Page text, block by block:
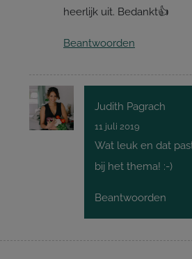
heerlijk uit. Bedankt👍
Beantwoorden
Judith Pagrach
11 juli 2019
Wat leuk en dat
bij het thema! :-)
Beantwoorden